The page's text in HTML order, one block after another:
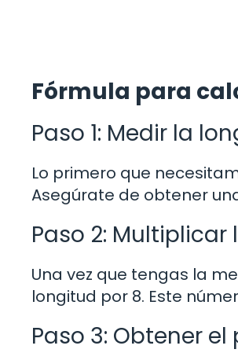
Fórmula para
Paso 1: Medir la
Lo primero que
Asegúrate de obtener
Paso 2:
Una vez que tengas la
longitud por 8. Este
Paso 3: Obtener